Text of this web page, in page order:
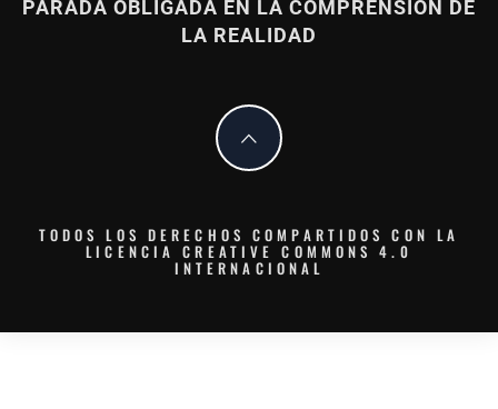
PARADA OBLIGADA EN LA COMPRENSIÓN DE
LA REALIDAD
TODOS LOS DERECHOS COMPARTIDOS CON LA
LICENCIA CREATIVE COMMONS 4.0
INTERNACIONAL